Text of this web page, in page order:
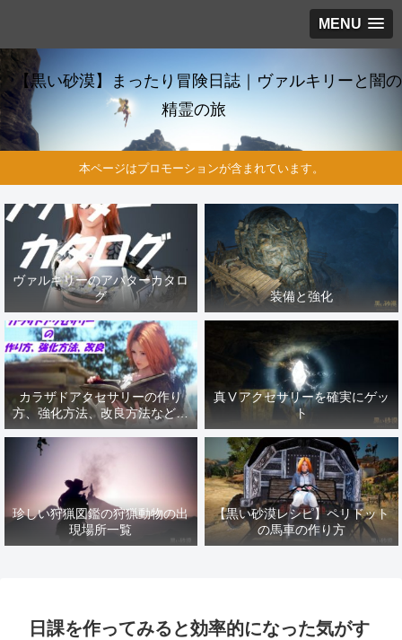
MENU
【黒い砂漠】まったり冒険日誌｜ヴァルキリーと闇の
精霊の旅
本ページはプロモーションが含まれています。
ヴァルキリーのアバターカタロ
グ
装備と強化
カラザドアクセサリーの作り
方、強化方法、改良方法などま
とめ【黒い砂漠冒険日誌１４１
真Ⅴアクセサリーを確実にゲッ
ト
珍しい狩猟図鑑の狩猟動物の出
現場所一覧
【黒い砂漠レシピ】ペリドット
の馬車の作り方
日課を作ってみると効率的になった気がす